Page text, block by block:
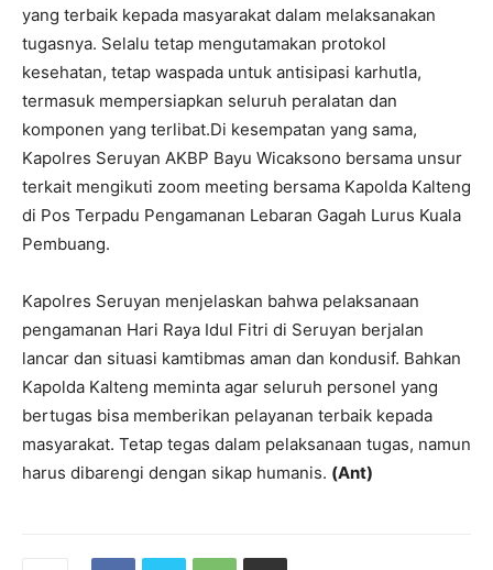
yang terbaik kepada masyarakat dalam melaksanakan
tugasnya. Selalu tetap mengutamakan protokol
kesehatan, tetap waspada untuk antisipasi karhutla,
termasuk mempersiapkan seluruh peralatan dan
komponen yang terlibat.Di kesempatan yang sama,
Kapolres Seruyan AKBP Bayu Wicaksono bersama unsur
terkait mengikuti zoom meeting bersama Kapolda Kalteng
di Pos Terpadu Pengamanan Lebaran Gagah Lurus Kuala
Pembuang.
Kapolres Seruyan menjelaskan bahwa pelaksanaan
pengamanan Hari Raya Idul Fitri di Seruyan berjalan
lancar dan situasi kamtibmas aman dan kondusif. Bahkan
Kapolda Kalteng meminta agar seluruh personel yang
bertugas bisa memberikan pelayanan terbaik kepada
masyarakat. Tetap tegas dalam pelaksanaan tugas, namun
harus dibarengi dengan sikap humanis. (Ant)